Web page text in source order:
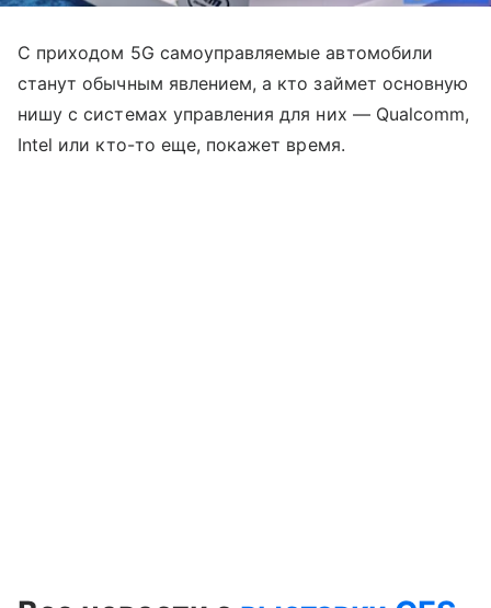
С приходом 5G самоуправляемые автомобили
станут обычным явлением, а кто займет основную
нишу с системах управления для них — Qualcomm,
Intel или кто-то еще, покажет время.